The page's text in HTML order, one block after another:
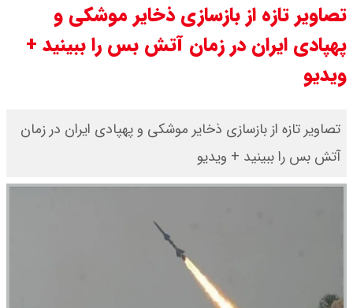
تصاویر تازه از بازسازی ذخایر موشکی و
پهپادی ایران در زمان آتش بس را ببینید +
ویدیو
تصاویر تازه از بازسازی ذخایر موشکی و پهپادی ایران در زمان
آتش بس را ببینید + ویدیو